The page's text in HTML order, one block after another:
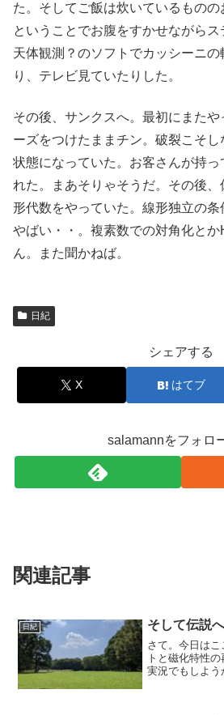
た。そしてご飯は炊いているものの
ということでお腹をすかせながらス
天体観測？のソフトでカッシーニ
り、テレビ見ていたりした。
その後、サンクスへ。最初にまた
ーズをつけたままチン。破裂こそ
状態になっていた。お客さんが持
れた。まあそりゃそうだ。その後
形代数をやっていた。線形独立の
やばい・・。複素数での対角化と
ん。また聞かねば。
日紀
シェアする
X はてブ
salamannをフォロ
関連記事
日紀 そして伝説へ
さて。今日は
トと磁化特性
実況でもしよ